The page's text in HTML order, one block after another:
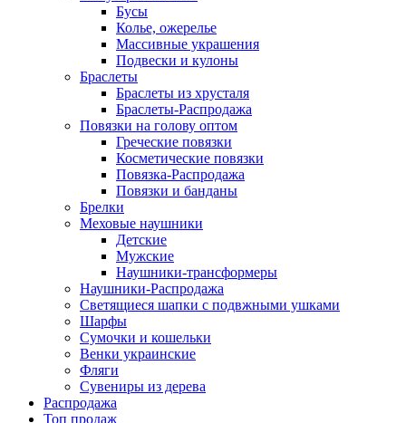
Бусы
Колье, ожерелье
Массивные украшения
Подвески и кулоны
Браслеты
Браслеты из хрусталя
Браслеты-Распродажа
Повязки на голову оптом
Греческие повязки
Косметические повязки
Повязка-Распродажа
Повязки и банданы
Брелки
Меховые наушники
Детские
Мужские
Наушники-трансформеры
Наушники-Распродажа
Светящиеся шапки с подвжными ушками
Шарфы
Сумочки и кошельки
Венки украинские
Фляги
Сувениры из дерева
Распродажа
Топ продаж